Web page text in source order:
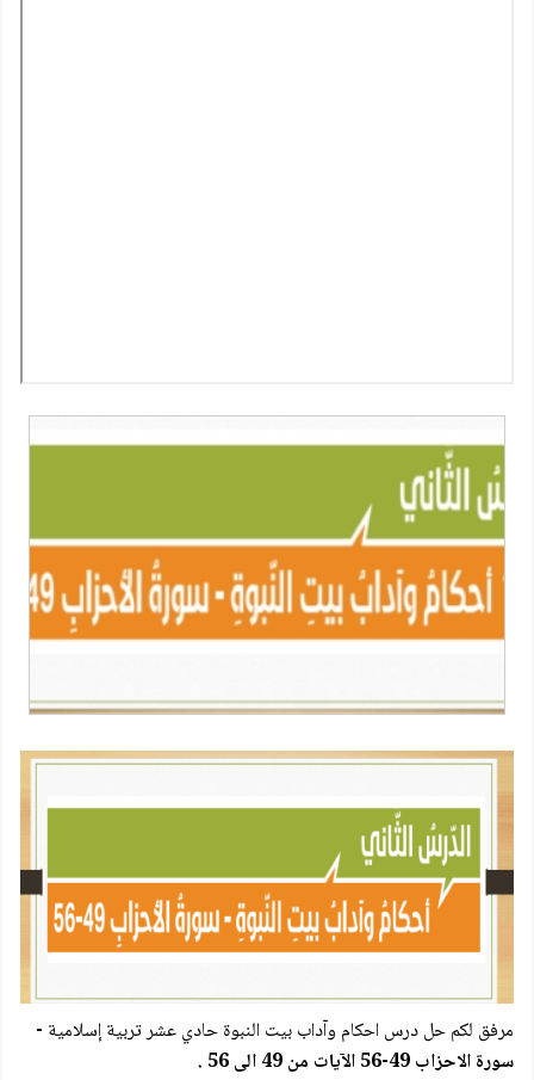
مرفق لكمحل درس احكام وآداب بيت النبوة حادي عشر تربية إسلامية -
سورة الاحزاب 49-56 الآيات من 49 الى 56 .